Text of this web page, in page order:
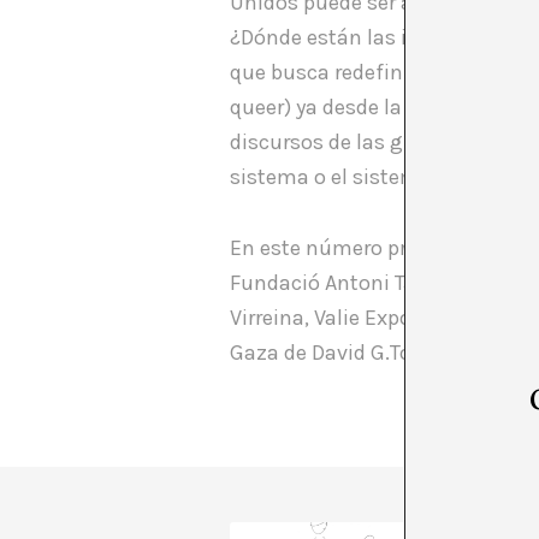
¿Dónde están las ideas para
que busca redefinir la
queer) ya desde la institución.
discursos de las grandes
sistema o el sistema está
En este número presentamos
Fundació Antoni Tàpies),
Virreina, Valie Export en Index
Gaza de David G.Torres.